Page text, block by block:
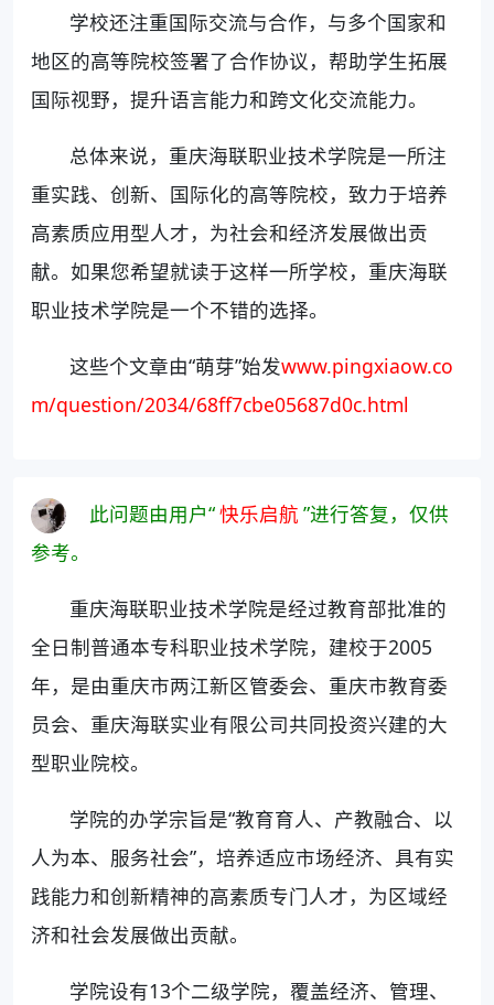
学校还注重国际交流与合作，与多个国家和
地区的高等院校签署了合作协议，帮助学生拓展
国际视野，提升语言能力和跨文化交流能力。
总体来说，重庆海联职业技术学院是一所注
重实践、创新、国际化的高等院校，致力于培养
高素质应用型人才，为社会和经济发展做出贡
献。如果您希望就读于这样一所学校，重庆海联
职业技术学院是一个不错的选择。
这些个文章由“萌芽”始发www.pingxiaow.co
m/question/2034/68ff7cbe05687d0c.html
此问题由用户“快乐启航 ”进行答复，仅供
参考。
重庆海联职业技术学院是经过教育部批准的
全日制普通本专科职业技术学院，建校于2005
年，是由重庆市两江新区管委会、重庆市教育委
员会、重庆海联实业有限公司共同投资兴建的大
型职业院校。
学院的办学宗旨是“教育育人、产教融合、以
人为本、服务社会”，培养适应市场经济、具有实
践能力和创新精神的高素质专门人才，为区域经
济和社会发展做出贡献。
学院设有13个二级学院，覆盖经济、管理、